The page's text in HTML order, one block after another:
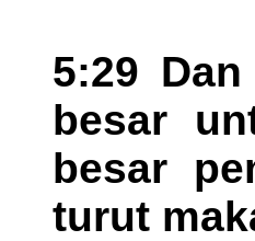
5:29
besar
besar
turut